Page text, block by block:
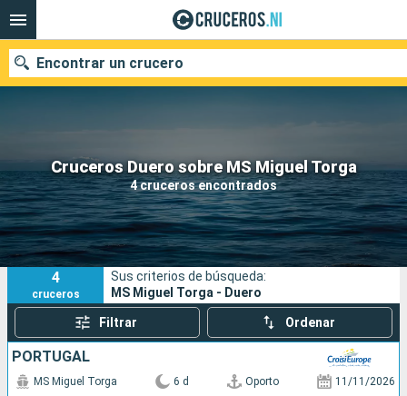
Cruceros Duero sobre MS Miguel Torga
4 cruceros encontrados
Encontrar un crucero
Nuestros destinos
Fecha de salida
Puertos Compañías
Buscar
4
cruceros
Sus criterios de búsqueda:
MS Miguel Torga - Duero
Filtrar Ordenar
PORTUGAL
MS Miguel Torga 6 d Oporto 11/11/2026